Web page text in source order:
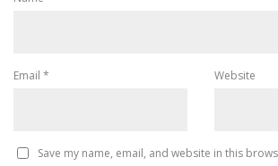
Email * Website
Save my name, email, and website in this